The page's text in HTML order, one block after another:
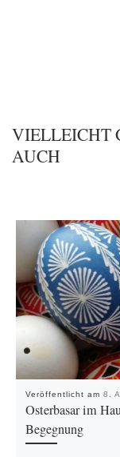
VIELLEICHT
AUCH
Veröffentlicht am 8.
Osterbasar im
Begegnung